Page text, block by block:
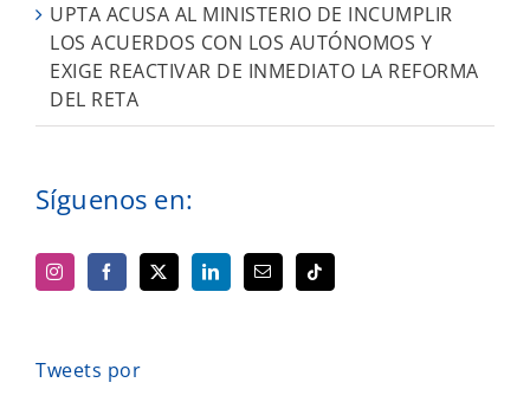
UPTA ACUSA AL MINISTERIO DE INCUMPLIR
LOS ACUERDOS CON LOS AUTÓNOMOS Y
EXIGE REACTIVAR DE INMEDIATO LA REFORMA
DEL RETA
Síguenos en:
Tweets por